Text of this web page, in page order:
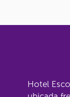
Hotel